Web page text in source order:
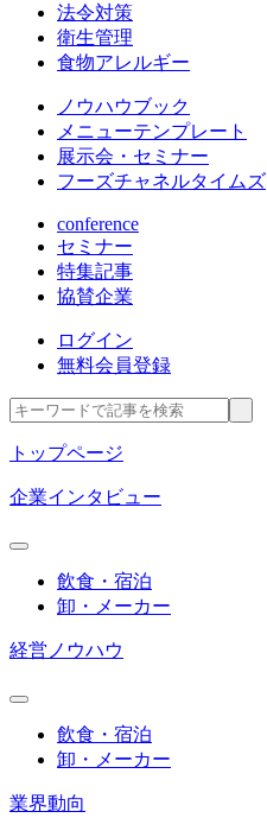
法令対策
衛生管理
食物アレルギー
ノウハウブック
メニューテンプレート
展示会・セミナー
フーズチャネルタイムズ
conference
セミナー
特集記事
協賛企業
ログイン
無料会員登録
トップページ
企業インタビュー
飲食・宿泊
卸・メーカー
経営ノウハウ
飲食・宿泊
卸・メーカー
業界動向